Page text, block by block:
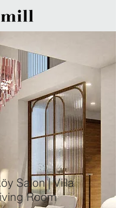
Salon | Villa
Room